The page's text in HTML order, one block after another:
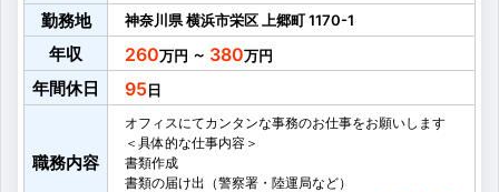
勤務地 神奈川県横浜市栄区 上郷町1170-1
年収 260 ～ 380
年間休日 95
職務内容
オフィスにてカンタンな事務のお仕事をお願いします
＜具体的な仕事内容＞
書類作成
書類の届け出（警察署・陸運局など）